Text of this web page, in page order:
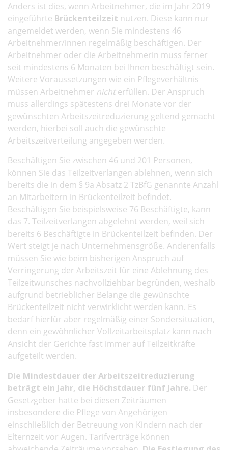
Anders ist dies, wenn Arbeitnehmer, die im Jahr 2019
eingeführte Brückenteilzeit nutzen. Diese kann nur
angemeldet werden, wenn Sie mindestens 46
Arbeitnehmer/innen regelmäßig beschäftigen. Der
Arbeitnehmer oder die Arbeitnehmerin muss ferner
seit mindestens 6 Monaten bei Ihnen beschäftigt sein.
Weitere Voraussetzungen wie ein Pflegeverhältnis
müssen Arbeitnehmer nicht erfüllen. Der Anspruch
muss allerdings spätestens drei Monate vor der
gewünschten Arbeitszeitreduzierung geltend gemacht
werden, hierbei soll auch die gewünschte
Arbeitszeitverteilung angegeben werden.
Beschäftigen Sie zwischen 46 und 201 Personen,
können Sie das Teilzeitverlangen ablehnen, wenn sich
bereits die in dem § 9a Absatz 2 TzBfG genannte Anzahl
an Mitarbeitern in Brückenteilzeit befindet.
Beschäftigen Sie beispielsweise 76 Beschäftigte, kann
das 7. Teilzeitverlangen abgelehnt werden, weil sich
bereits 6 Beschäftigte in Brückenteilzeit befinden. Der
Wert steigt je nach Unternehmensgröße. Anderenfalls
müssen Sie wie beim bisherigen Anspruch auf
Verringerung der Arbeitszeit für eine Ablehnung des
Teilzeitwunsches nachvollziehbar begründen, weshalb
aufgrund betrieblicher Belange die gewünschte
Brückenteilzeit nicht verwirklicht werden kann. Es
bedarf hierfür aber regelmäßig einer Sondersituation,
denn ein gewöhnlicher Vollzeitarbeitsplatz kann nach
Ansicht der Gerichte fast immer auf Teilzeitkräfte
aufgeteilt werden.
Die Mindestdauer der Arbeitszeitreduzierung
beträgt ein Jahr, die Höchstdauer fünf Jahre. Der
Gesetzgeber hatte bei diesen Zeiträumen
insbesondere die Pflege von Angehörigen
einschließlich der Betreuung von Kindern nach der
Elternzeit vor Augen. Tarifverträge können